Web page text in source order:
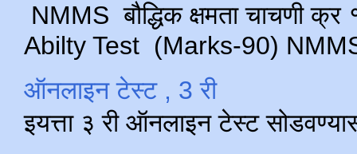
NMMS बौद्धिक क्षमता चाचणी
Abilty Test (Marks-90) NMMS
ऑनलाइन टेस्ट , 3 री
इयत्ता ३ री ऑनलाइन टेस्ट